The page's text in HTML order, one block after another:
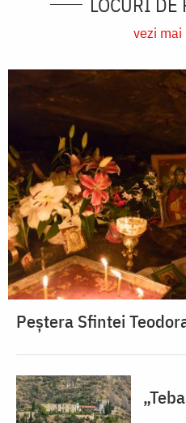
vezi mai
Peștera Sfintei